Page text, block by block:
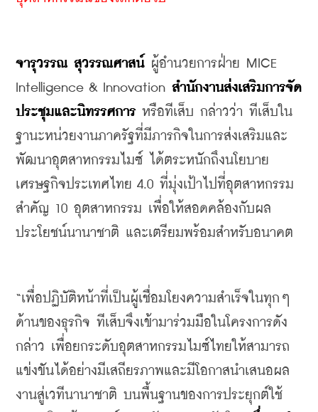
จารุวรรณ สุวรรณศาสน์ ผู้อำนวยการฝ่าย MICE
Intelligence & Innovation สำนักงานส่งเสริมการจัด
ประชุมและนิทรรศการ หรือทีเส็บ กล่าวว่า ทีเส็บใน
ฐานะหน่วยงานภาครัฐที่มีภารกิจในการส่งเสริมและ
พัฒนาอุตสาหกรรมไมซ์ ได้ตระหนักถึงนโยบาย
เศรษฐกิจประเทศไทย 4.0 ที่มุ่งเป้าไปที่อุตสาหกรรม
สำคัญ 10 อุตสาหกรรม เพื่อให้สอดคล้องกับผล
ประโยชน์นานาชาติ และเตรียมพร้อมสำหรับอนาคต
“เพื่อปฏิบัติหน้าที่เป็นผู้เชื่อมโยงความสำเร็จในทุกๆ
ด้านของธุรกิจ ทีเส็บจึงเข้ามาร่วมมือในโครงการดัง
กล่าว เพื่อยกระดับอุตสาหกรรมไมซ์ไทยให้สามารถ
แข่งขันได้อย่างมีเสถียรภาพและมีโอกาสนำเสนอผล
งานสู่เวทีนานาชาติ บนพื้นฐานของการประยุกต์ใช้